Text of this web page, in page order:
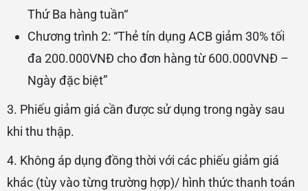
Thứ Ba hàng tuần“
Chương trình 2: “Thẻ tín dụng ACB giảm 30% tối
đa 200.000VNĐ cho đơn hàng từ 600.000VNĐ –
Ngày đặc biệt”
3. Phiếu giảm giá cần được sử dụng trong ngày sau
khi thu thập.
4. Không áp dụng đồng thời với các phiếu giảm giá
khác (tùy vào từng trường hợp)/ hình thức thanh toán